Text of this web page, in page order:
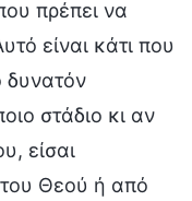
πρέπει να
είναι κάτι που
δυνατόν
στάδιο κι αν
είσαι
Θεού ή από